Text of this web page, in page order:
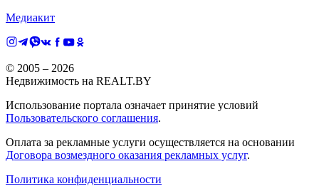
Медиакит
© 2005 – 2026
Недвижимость на REALT.BY
Использование портала означает принятие условий
Пользовательского соглашения.
Оплата за рекламные услуги осуществляется на основании
Договора возмездного оказания рекламных услуг.
Политика конфиденциальности